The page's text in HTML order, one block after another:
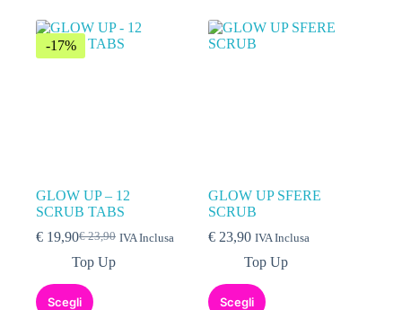
-17%
GLOW UP – 12
SCRUB TABS
€23,90
€ 19,90 IVA Inclusa
Top Up
Scegli
GLOW UP SFERE
SCRUB
€ 23,90 IVA Inclusa
Top Up
Scegli